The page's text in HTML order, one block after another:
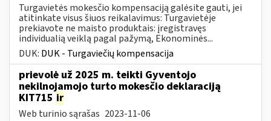
Turgavietės mokesčio kompensaciją galėsite gauti, jei
atitinkate visus šiuos reikalavimus: Turgavietėje
prekiavote ne maisto produktais: įregistravęs
individualią veiklą pagal pažymą, Ekonominės...
DUK: DUK - Turgaviečių kompensacija
prievolė už 2025 m. teikti Gyventojo
nekilnojamojo turto mokesčio deklaraciją
KIT715 ir
Web turinio sąrašas 2023-11-06